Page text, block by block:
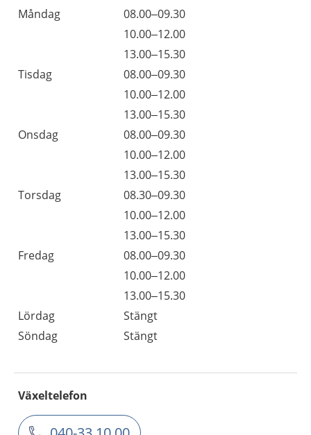
Måndag
08.00–09.30
10.00–12.00
13.00–15.30
Tisdag
08.00–09.30
10.00–12.00
13.00–15.30
Onsdag
08.00–09.30
10.00–12.00
13.00–15.30
Torsdag
08.30–09.30
10.00–12.00
13.00–15.30
Fredag
08.00–09.30
10.00–12.00
13.00–15.30
Lördag
Stängt
Söndag
Stängt
Växeltelefon